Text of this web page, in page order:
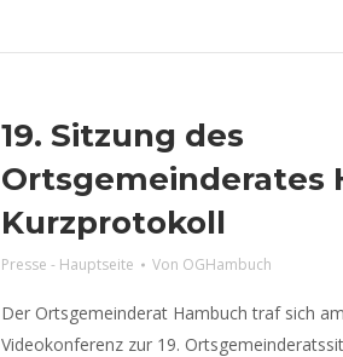
19. Sitzung des
Ortsgemeinderates
Kurzprotokoll
Presse - Hauptseite Von OGHambuch
Der Ortsgemeinderat Hambuch traf sich
Videokonferenz zur 19.